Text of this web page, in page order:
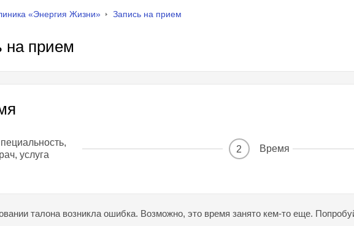
«Энергия Жизни» Запись на прием
на прием
услуга
2 Время
талона возникла ошибка. Возможно, это время занято кем-то еще.